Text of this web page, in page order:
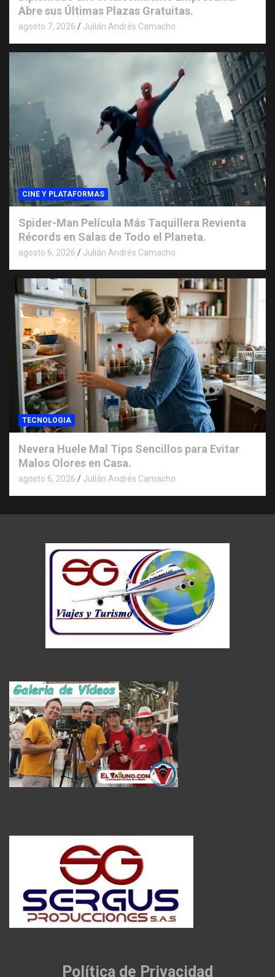
Abre sus Últimas Plazas Gratuitas.
agosto 7, 2026 Julián Andrés Camacho
CINE Y PLATAFORMAS
Spider-Man Película Más Taquillera Revienta
Récords en Salas de Todo el Planeta.
agosto 6, 2026 Julián Andrés Camacho
TECNOLOGIA
Nevera Huele Mal Tips Sencillos para Evitar
Malos Olores en Casa.
agosto 6, 2026 Julián Andrés Camacho
Política de Privacidad